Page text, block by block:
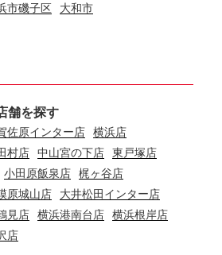
市磯子区 大和市
舗を探す
佐原インター店
横浜店
村店 中山宮の下店
東戸塚店
小田原飯泉店
梶ヶ谷店
原城山店
大井松田インター店
見店 横浜港南台店
横浜根岸店
店